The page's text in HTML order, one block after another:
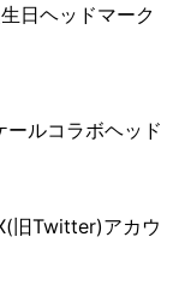
ヘッドマーク
ルコラボヘッド
旧Twitter)アカウ